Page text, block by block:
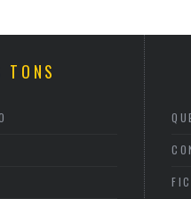
TONS